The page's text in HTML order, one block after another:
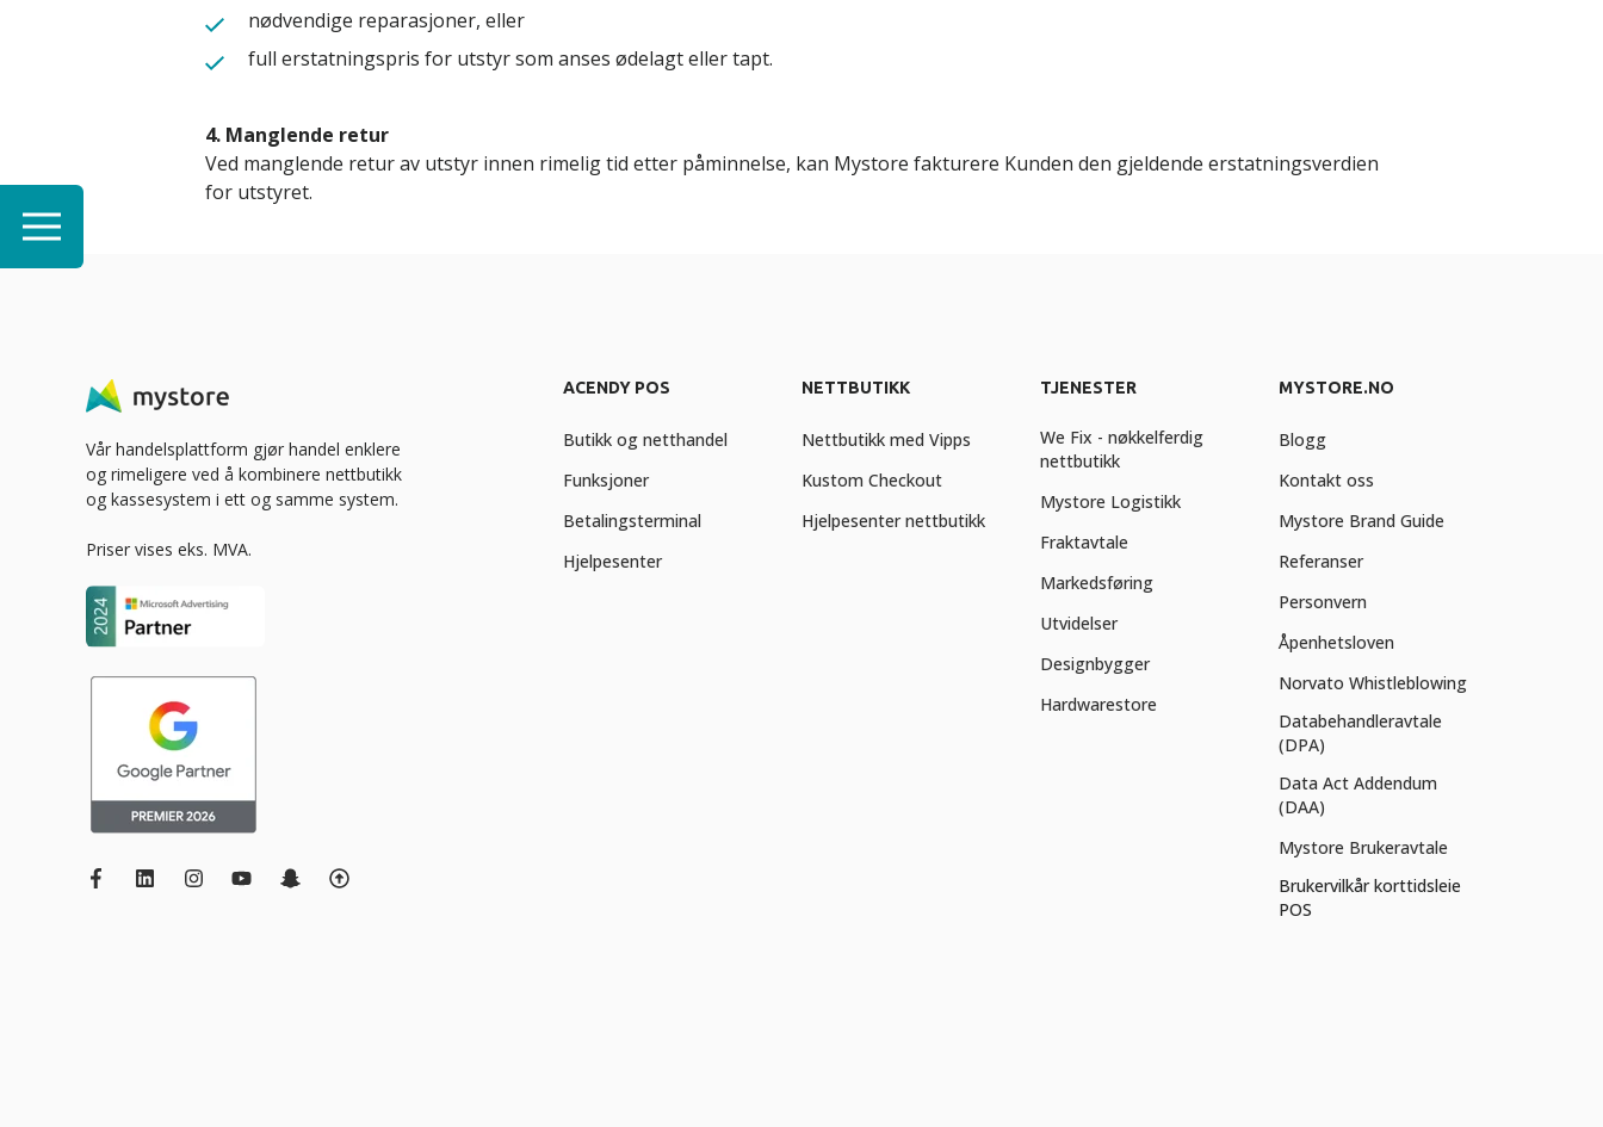
nødvendige reparasjoner, eller
full erstatningspris for utstyr som anses ødelagt eller tapt.
4. Manglende retur
Ved manglende retur av utstyr innen rimelig tid etter påminnelse, kan Mystore fakturere Kunden den gjeldende erstatningsverdien
for utstyret.
Vår handelsplattform gjør handel enklere
og rimeligere ved å kombinere nettbutikk
og kassesystem i ett og samme system.
Priser vises eks. MVA.
ACENDY POS
Butikk og netthandel
Funksjoner
Betalingsterminal
Hjelpesenter
NETTBUTIKK
Nettbutikk med Vipps
Kustom Checkout
Hjelpesenter nettbutikk
TJENESTER
We Fix - nøkkelferdig
nettbutikk
Mystore Logistikk
Fraktavtale
Markedsføring
Utvidelser
Designbygger
Hardwarestore
MYSTORE.NO
Blogg
Kontakt oss
Mystore Brand Guide
Referanser
Personvern
Åpenhetsloven
Norvato Whistleblowing
Databehandleravtale
(DPA)
Data Act Addendum
(DAA)
Mystore Brukeravtale
Brukervilkår korttidsleie
POS